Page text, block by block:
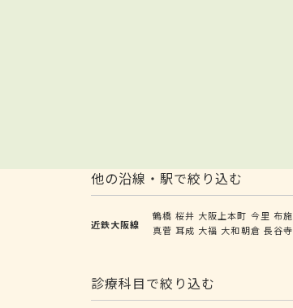
他の沿線・駅で絞り込む
近鉄大阪線
鶴橋 桜井 大阪上本町 今里 布施
真菅 耳成 大福 大和朝倉 長谷寺
診療科目で絞り込む